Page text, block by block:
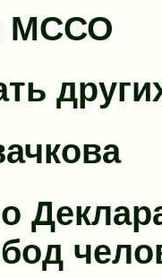
МССО